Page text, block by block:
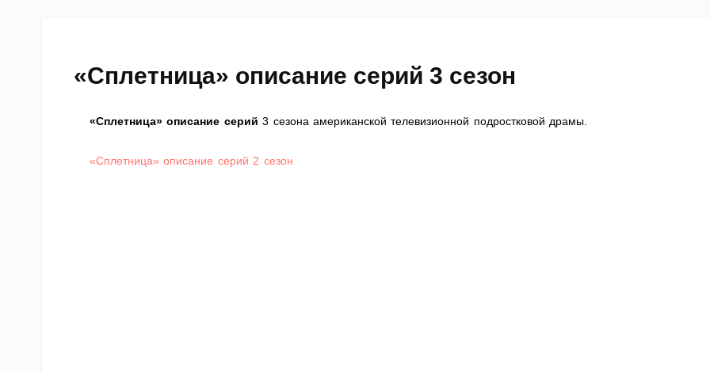
«Сплетница» описание серий 3 сезон
«Сплетница» описание серий 3 сезона американской телевизионной подростковой драмы.
«Сплетница» описание серий 2 сезон